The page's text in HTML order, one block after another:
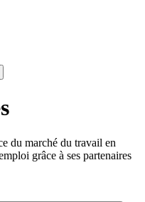
du marché du travail en
grâce à ses partenaires